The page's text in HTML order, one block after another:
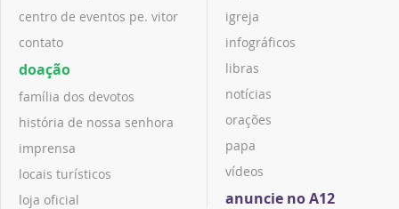
centro de eventos pe. vitor
contato
doação
família dos devotos
história de nossa senhora
imprensa
locais turísticos
loja oficial
igreja
infográficos
libras
notícias
orações
papa
vídeos
anuncie no A12